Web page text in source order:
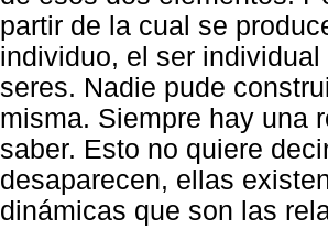
partir de la cual se
individuo, el ser
seres. Nadie pude
misma. Siempre hay una
saber. Esto no quiere
desaparecen, ellas
dinámicas que son las